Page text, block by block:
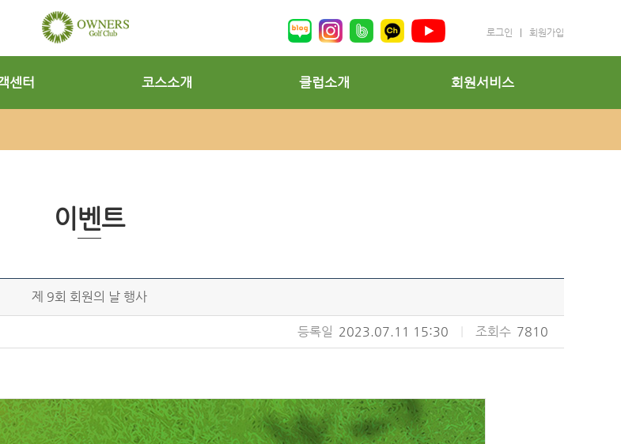
로그인 회원가입
센터 코스소개 클럽소개 회원서비스
이벤트
제 9회 회원의 날 행사
등록일 2023.07.11 15:30 조회수 7810